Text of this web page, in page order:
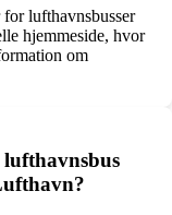
lufthavnsbusser
hjemmeside, hvor
om
lufthavnsbus